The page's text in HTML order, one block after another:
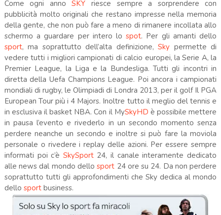
Come ogni annoSKY riesce sempre a sorprendere con
pubblicità molto originali che restano impresse nella memoria
della gente, che non può fare a meno di rimanere incollata allo
schermo a guardare per intero lospot. Per gli amanti dello
sport, ma soprattutto dell’alta definizione,Sky permette di
vedere tutti i migliori campionati di calcio europei, la Serie A, la
Premier League, la Liga e la Bundesliga. Tutti gli incontri in
diretta della Uefa ChampionsLeague. Poi ancora i campionati
mondiali di rugby, le Olimpiadi di Londra 2013, per il golf Il PGA
European Tour più i 4 Majors. Inoltre tutto il meglio del tennis e
in esclusiva il basket NBA. Con il MySkyHD è possibile mettere
in pausa l’evento e rivederlo in un secondo momento senza
perdere neanche un secondo e inoltre si può fare la moviola
personale o rivedere i replay delle azioni. Per essere sempre
informati poi c’è SkySport24, il canale interamente dedicato
alle news dal mondo dellosport 24 ore su 24. Da non perdere
soprattutto tutti gli approfondimenti cheSky dedica al mondo
dello sportbusiness.